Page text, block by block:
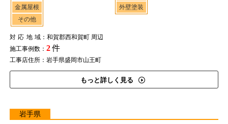
金属屋根
その他
外壁塗装
対応地域：和賀郡西和賀町 周辺
施工事例数： 2件
工事店住所：岩手県盛岡市山王町
もっと詳しく見る
岩手県